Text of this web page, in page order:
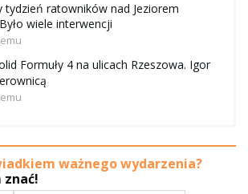
tydzień ratowników nad Jeziorem
wiele interwencji
Formuły 4 na ulicach Rzeszowa. Igor
ważnego wydarzenia?
znać!